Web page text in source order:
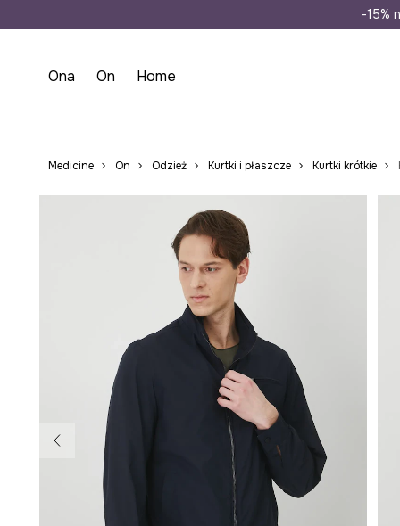
Wysyłka
-15%
Ona On Home
Medicine On Odzież Kurtki i płaszcze Kurtki krótkie